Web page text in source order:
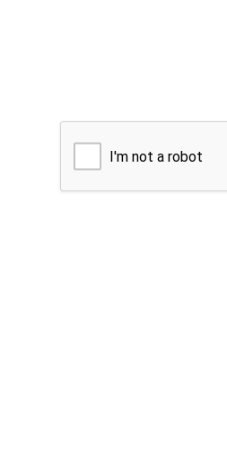
I'm not a robot